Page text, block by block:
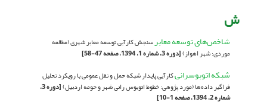
ش
شاخص‌های توسعه معابرسنجش کارآیی توسعه معابر شهری (مطالعه
موردی: شهر اهواز)[دوره 3، شماره 1، 1394، صفحه 47-58]
شبکه اتوبوسرانیکارآیی پایدار شبکه حمل و نقل عمومی با رویکرد تحلیل
فراگیر داده‌ها (مورد پژوهی: خطوط اتوبوس رانی شهر و حومه اردبیل)
[دوره 3،
شماره 2، 1394، صفحه 1-10]